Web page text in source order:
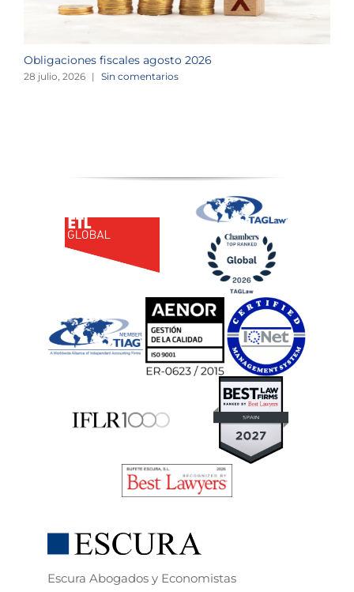
Obligaciones fiscales agosto 2026
28 julio, 2026 | Sin comentarios
Escura Abogados y Economistas